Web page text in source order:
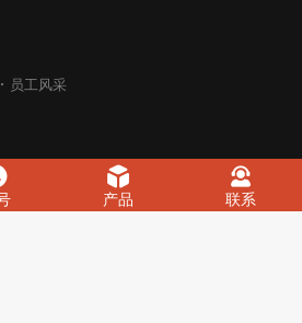
员工风采
Copyright © 2004-2025陕ICP备15015175
产品 联系